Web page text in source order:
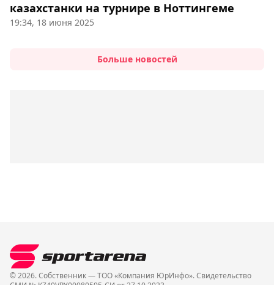
казахстанки на турнире в Ноттингеме
19:34, 18 июня 2025
Больше новостей
© 2026. Собственник — ТОО «Компания ЮрИнфо». Cвидетельство